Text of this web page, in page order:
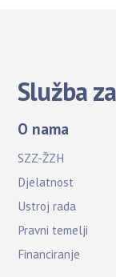
Služba
O nama
SZZ-ŽZH
Djelatnost
Ustroj rada
Pravni temelji
Financiranje